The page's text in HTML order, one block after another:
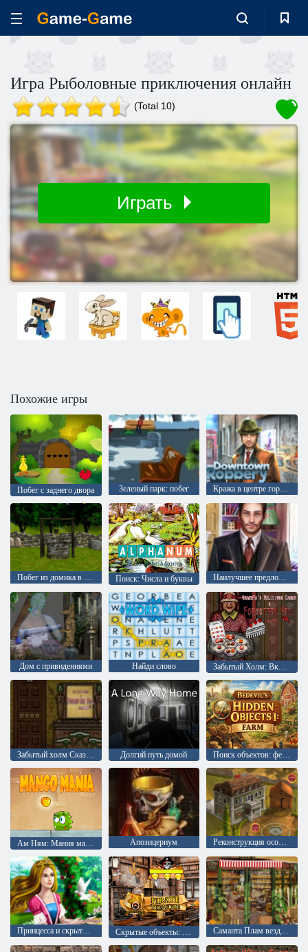
Игра Рыболовные приключения онлайн
(Total 10)
Играть
Похожие игры
Побег с заднего двора Зеленый парк: побег Кража в центре города
Побег из домика в лесу: эпизод 1 Поиск: Числа и буквы Наилучшее предложение
Дом с привидениями Найди слово Забытый Холм: Вкусные Бабушкины Торты
Забытый холм Сказка: Оставленные позади Долгий путь домой Поиск объектов: ферма
Апозицериум Реконструкция особняка
Принцесса и скрытые объекты Саманта Плам вездесущий повар 2